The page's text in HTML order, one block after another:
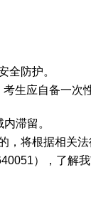
全防护。
生应自备一次
滞留。
将根据相关法
），了解我